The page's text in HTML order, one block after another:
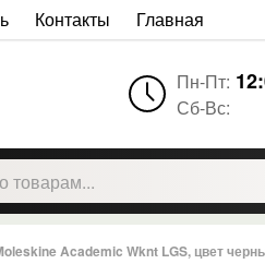
Контакты Главная
Пн-Пт:
Сб-Вс:
Academic Wknt LGS, цвет